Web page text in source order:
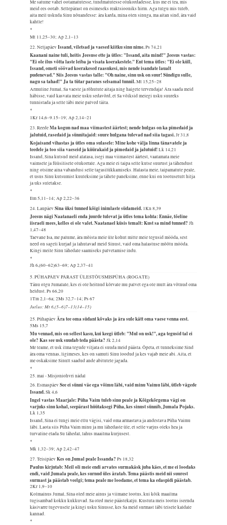
Me satume vahel ootamatutesse, tundmatutesse olukordadesse, kus me ei tea, mis
meid ees ootab. Sellepärast on esimeseks reaktsiooniks hirm. Aga tulgu mis tuleb,
aita meil uskuda Sinu nõuandesse: ära karda, mina olen sinuga, ma aitan sind, ära vaid
kahtle!
*
Mt 11,25–30; Ap 2,1–13
22. NeljapäevIssand, viletsad ja vaesed kiitku sinu nime.Ps 74,21
Kaanani naine tuli, heitis Jeesuse ette ja ütles: "Issand, aita mind!" Jeesus vastas:
"Ei ole ilus võtta laste leiba ja visata koerakestele." Ent tema ütles: "Ei ole küll,
Issand, ometi söövad koerakesed raasukesi, mis nende isandate laualt
pudenevad." Siis Jeesus vastas talle: "Oh naine, sinu usk on suur! Sündigu sulle,
nagu sa tahad!" Ja ta tütar paranes selsamal tunnil.Mt 15,25–28
Armuline Jumal, Sa vaeste ja rõhutute aitaja ning haigete tervendaja! Ära saada meid
häbisse, vaid kasvata meie usku sedavõrd, et Sa võiksid meiegi usku suureks
tunnistada ja selle läbi meie palved täita.
*
1Kr 14,6–9.15–19; Ap 2,14–21
23. ReedeMa kogun nad maa viimastest äärtest; nende hulgas on ka pimedaid ja
jalutuid, rasedaid ja sünnitajaid: suure hulgana tulevad nad siia tagasi.Jr 31,8
Kojaisand vihastas ja ütles oma sulasele: Mine kohe välja linna tänavatele ja
teedele ja too siia vaeseid ja küürakaid ja pimedaid ja jalutuid!Lk 14,21
Issand, Sina kutsud meid alatasa, isegi maa viimastest äärtest, vaatamata meie
vaimsele ja füüsilisele olukorrale. Aga meie ei taipa selle kutse suurust ja tähendust
ning otsime aina vabandusi selle tagasilükkamiseks. Halasta meie, taipamatute peale,
et usus Sinu kutsumist kuuleksime ja tähele paneksime, enne kui on lootusetult hilja
ja uks suletakse.
*
Ilm 5,11–14; Ap 2,22–36
24. LaupäevSina üksi tunned kõigi inimlaste südameid. 1Kn 8,39
Jeesus nägi Naatanaeli enda juurde tulevat ja ütles tema kohta: Ennäe, tõeline
iisraeli mees, kelles ei ole valet. Naatanael küsis temalt: Kust sa mind tunned?Jh
1,47–48
Taevane Isa, me palume, ära mõista meie üle kohut mitte meie tegusid mööda, sest
need on sageli kurjad ja lahutavad meid Sinust, vaid oma halastuse mõõtu mööda.
Kingi meile Sinu lähedale saamiseks palvetamise indu.
*
Jh 6,(60–62)63–69; Ap 2,37–41
5. PÜHAPÄEV PÄRAST ÜLESTÕUSMISPÜHA (ROGATE)
Tänu olgu Jumalale, kes ei ole heitnud kõrvale mu palvet ega ole mult ära võtnud oma
heldust.Ps 66,20
1Tm 2,1–6a; 2Ms 32,7–14; Ps 67
Jutlus: Mt 6,(5–6)7–13(14–15)
25. PühapäevÄra tee oma südant kõvaks ja ära sule kätt oma vaese venna eest.
5Ms 15,7
Mu vennad, mis on sellest kasu, kui keegi ütleb: "Mul on usk!", aga tegusid tal ei
ole? Kas see usk suudab teda päästa? Jk 2,14
Me teame, et usk ilma tegude viljata ei suuda meid päästa. Õpeta, et tunneksime Sind
ära oma vennas, ligimeses, kes on samuti Sinu loodud ja kes vajab meie abi. Aita, et
me oskaksime Sinult saadud ande abitutele jagada.
*
25. mai - Misjoniohvri nädal
26. EsmaspäevSee ei sünni väe ega võimu läbi, vaid minu Vaimu läbi, ütleb vägede
Issand.Sk 4,6
Ingel vastas Maarjale: Püha Vaim tuleb sinu peale ja Kõigekõrgema vägi on
varjuks sinu kohal, seepärast hüütaksegi Püha, kes sinust sünnib, Jumala Pojaks.
Lk 1,35
Issand, Sina ei tungi meie ellu vägisi, vaid oma armastava ja andestava Püha Vaimu
läbi. Laota siis Püha Vaim minu ja mu lähedaste üle, et selle varjus oleks hea ja
turvaline elada Su lähedal, lahus maailma kurjusest.
*
Mk 1,32–39; Ap 2,42–47
27. TeisipäevKes on Jumal peale Issanda?Ps 18,32
Paulus kirjutab: Meil oli meie endi arvates surmakäsk juba käes, et me ei loodaks
endi, vaid Jumala peale, kes surnud üles äratab. Tema päästis meid nii suurest
surmast ja päästab veelgi; tema peale me loodame, et tema ka edaspidi päästab.
2Kr 1,9–10
Kolmainus Jumal, Sina oled meie ainus ja viimane lootus, kui kõik maailma
tugisambad kokku kukkuvad. Sa oled meie päästekalju. Kustuta meis lootus iseenda
käsivarre tugevusele ja kingi usku Sinusse, kes Sa meid surmast läbi teisele kaldale
kannad.
*